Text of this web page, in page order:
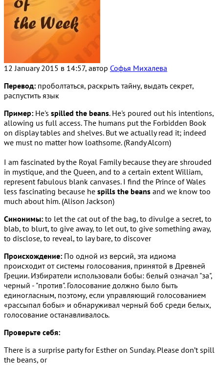
12 January 2015 в 14:57, автор Софья Михалева
Перевод: проболтаться, раскрыть тайну, выдать секрет,
распустить язык
Пример: He's spilled the beans. He's poured out his intentions,
allowing us full access. The humans put the Forbidden Book
on display tables and shelves. But we actually read it; indeed
we must no matter how loathsome. (Randy Alcorn)
I am fascinated by the Royal Family because they are shrouded
in mystique, and the Queen, and to a certain extent William,
represent fabulous blank canvases. I find the Prince of Wales
less fascinating because he spills the beans and we know too
much about him. (Alison Jackson)
Синонимы: to let the cat out of the bag, to divulge a secret, to
blab, to blurt, to give away, to let out, to give something away,
to disclose, to reveal, to lay bare, to discover
Происхождение: По одной из версий, эта идиома
происходит от системы голосования, принятой в Древней
Греции. Избиратели использовали бобы: белый означал "за",
черный - "против". Голосование должно было быть
единогласным, поэтому, если управляющий голосованием
«рассыпал бобы» и обнаруживал черный боб среди белых,
голосование останавливалось.
Проверьте себя:
There is a surprise party for Esther on Sunday. Please don’t spill
the beans, or